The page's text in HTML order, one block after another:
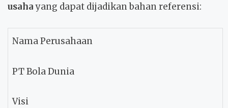
usaha yang dapat dijadikan bahan referensi:
Nama Perusahaan
PT Bola Dunia
Visi